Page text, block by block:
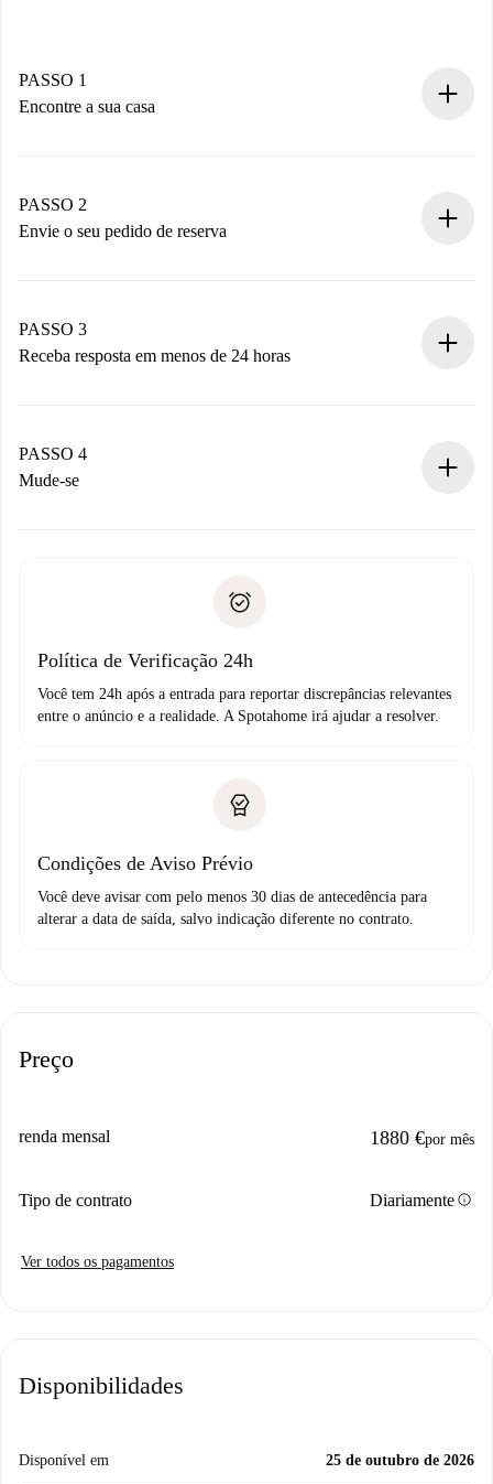
PASSO 1
Encontre a sua casa
Você tem todas as informações necessárias
antecipadamente.
PASSO 2
Envie o seu pedido de reserva
Não cobramos nada até que o proprietário confirme.
PASSO 3
Receba resposta em menos de 24 horas
proprietário.
Se recusada: não cobraremos nada e ofereceremos
Débito direto bancário
PASSO 4
Mude-se
não comunicar nenhum problema.
Política de Verificação 24h
Você tem 24h após a entrada para reportar discrepâncias relevantes
entre o anúncio e a realidade. A Spotahome irá ajudar a resolver.
Condições de Aviso Prévio
Você deve avisar com pelo menos 30 dias de antecedência para
alterar a data de saída, salvo indicação diferente no contrato.
Preço
renda mensal 1880 €por mês
Tipo de contrato Diariamenteinfo
Ver todos os pagamentos
Disponibilidades
Disponível em 25 de outubro de 2026